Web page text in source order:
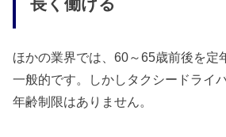
長く働ける
ほかの業界では、60～65歳前後を定
一般的です。しかしタクシードライ
年齢制限はありません。